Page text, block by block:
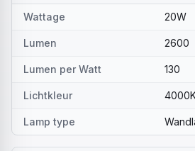
Wattage 20W
Lumen 2600
Lumen per Watt 130
Lichtkleur
Lamp type